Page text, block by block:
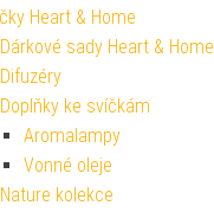
Heart & Home
Dárkové sady Heart & Home
Difuzéry
Doplňky ke svíčkám
Aromalampy
Vonné oleje
Nature kolekce